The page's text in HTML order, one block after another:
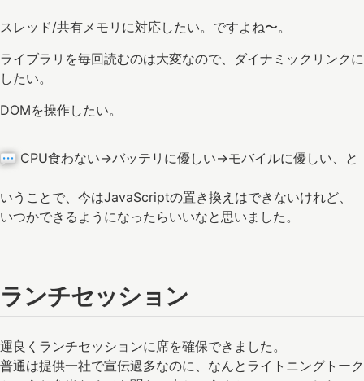
スレッド/共有メモリに対応したい。ですよね〜。
ライブラリを毎回読むのは大変なので、ダイナミックリンクに
したい。
DOMを操作したい。
CPU食わない→バッテリに優しい→モバイルに優しい、と
いうことで、今はJavaScriptの置き換えはできないけれど、
いつかできるようになったらいいなと思いました。
ランチセッション
運良くランチセッションに席を確保できました。
普通は提供一社で宣伝過多なのに、なんとライトニングトーク